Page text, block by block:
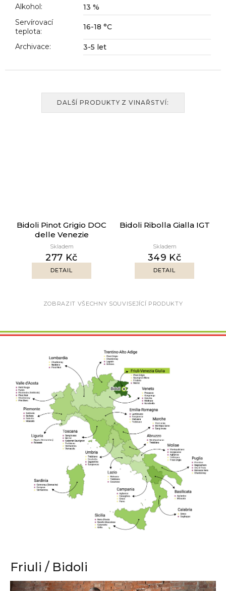
Alkohol:
13 %
Servírovací
teplota: 16-18 °C
Archivace: 3-5 let
DALŠÍ PRODUKTY Z VINAŘSTVÍ:
Bidoli Pinot Grigio DOC
delle Venezie
Skladem
277 Kč
DETAIL
Bidoli Ribolla Gialla IGT
Skladem
349 Kč
DETAIL
ZOBRAZIT VŠECHNY SOUVISEJÍCÍ PRODUKTY
Friuli / Bidoli